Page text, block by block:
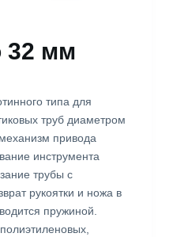
32 мм
типа для
труб диаметром
привода
инструмента
трубы с
рукоятки и ножа в
пружиной.